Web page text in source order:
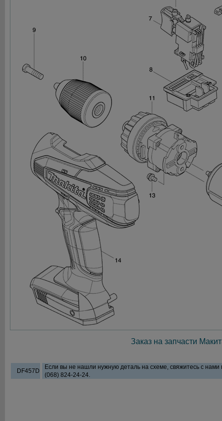
Заказ на запчасти
DF457D
Если вы не нашли нужную деталь на схеме, свяжитесь с
(068) 824-24-24.